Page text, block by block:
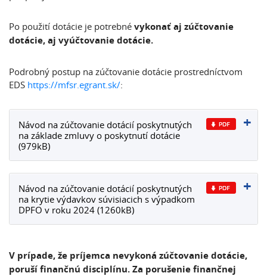
Po použití dotácie je potrebné vykonať aj zúčtovanie
dotácie, aj vyúčtovanie dotácie.
Podrobný postup na zúčtovanie dotácie prostredníctvom
EDS https://mfsr.egrant.sk/:
Návod na zúčtovanie dotácií poskytnutých
na základe zmluvy o poskytnutí dotácie
(979kB)
Návod na zúčtovanie dotácií poskytnutých
na krytie výdavkov súvisiacich s výpadkom
DPFO v roku 2024 (1260kB)
V prípade, že príjemca nevykoná zúčtovanie dotácie,
poruší finančnú disciplínu. Za porušenie finančnej